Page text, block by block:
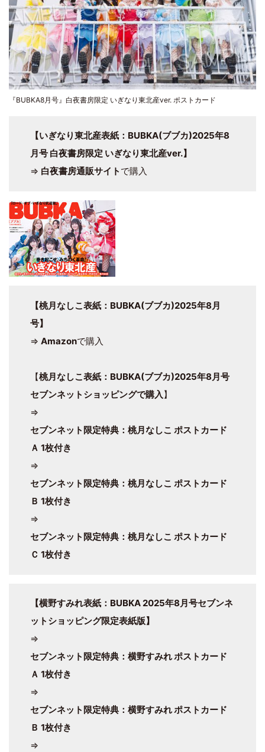
『BUBKA8月号』白夜書房限定 いぎなり東北産ver. ポストカード
【いぎなり東北産表紙：BUBKA(ブブカ)2025年8
月号 白夜書房限定 いぎなり東北産ver.】
⇒ 白夜書房通販サイト で購入
【桃月なしこ表紙：BUBKA(ブブカ)2025年8月
号】
⇒ Amazonで購入
【桃月なしこ表紙：BUBKA(ブブカ)2025年8月号
セブンネットショッピングで購入】
⇒
セブンネット限定特典：桃月なしこ ポストカード
Ａ 1枚付き
⇒
セブンネット限定特典：桃月なしこ ポストカード
Ｂ 1枚付き
⇒
セブンネット限定特典：桃月なしこ ポストカード
Ｃ 1枚付き
【横野すみれ表紙：BUBKA 2025年8月号セブンネ
ットショッピング限定表紙版】
⇒
セブンネット限定特典：横野すみれ ポストカード
Ａ 1枚付き
⇒
セブンネット限定特典：横野すみれ ポストカード
Ｂ 1枚付き
⇒